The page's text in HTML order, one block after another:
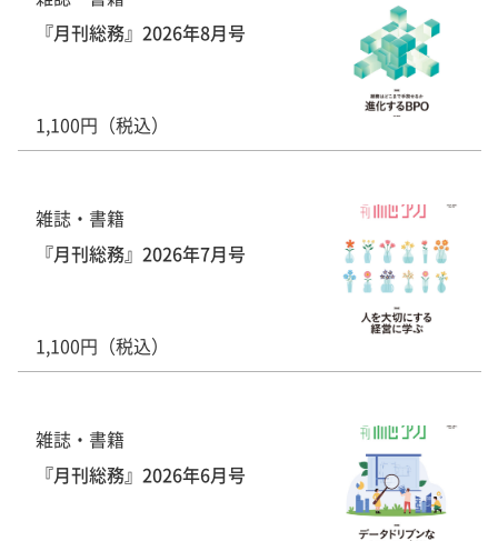
『月刊総務』2026年8月号
1,100円（税込）
雑誌・書籍
『月刊総務』2026年7月号
1,100円（税込）
雑誌・書籍
『月刊総務』2026年6月号